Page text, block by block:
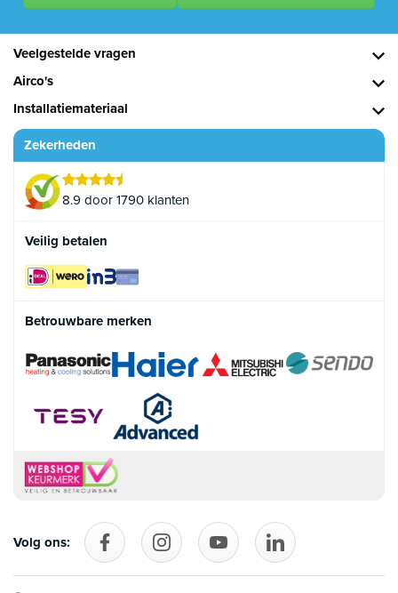
Veelgestelde vragen
Airco's
Installatiemateriaal
Zekerheden
8.9 door 1790 klanten
Veilig betalen
Betrouwbare merken
Volg ons: Volg ons op Facebook
follow_us_on_instagram
Volg ons op YouTube